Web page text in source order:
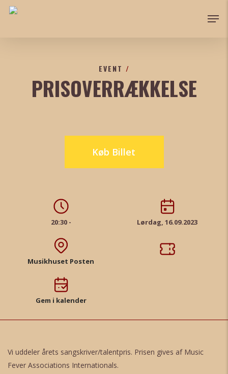
Skip
EVENT /
PRISOVERRÆKKELSE
Køb Billet
20:30 - Lørdag, 16.09.2023
Musikhuset Posten
Gem i kalender
Vi uddeler årets sangskriver/talentpris. Prisen gives af Music
Fever Associations Internationals.